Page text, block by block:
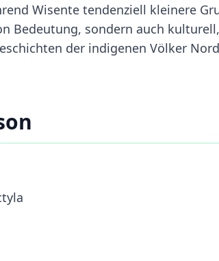
Wisente tendenziell kleinere
Bedeutung, sondern auch
der indigenen Völker